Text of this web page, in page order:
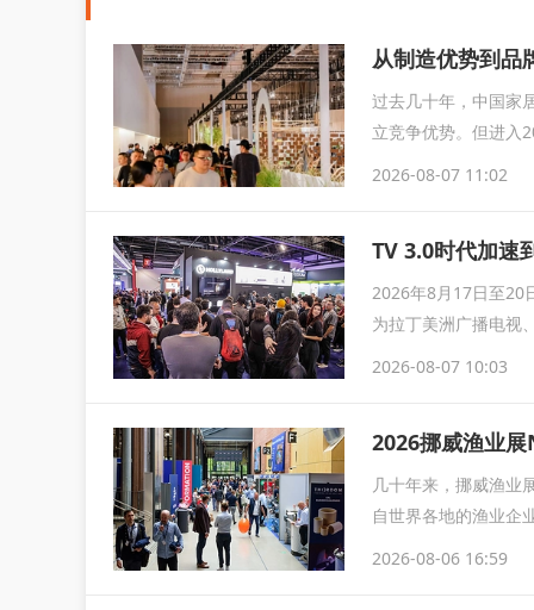
从制造优势到品
过去几十年，中国家
立竞争优势。但进入
2026-08-07 11:02
TV 3.0时代加速
2026年8月17日至20
为拉丁美洲广播电视
2026-08-07 10:03
2026挪威渔业
几十年来，挪威渔业
自世界各地的渔业企
2026-08-06 16:59